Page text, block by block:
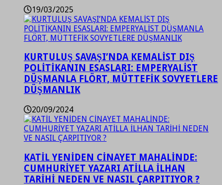
19/03/2025
KURTULUŞ SAVAŞI’NDA KEMALİST DIŞ
POLİTİKANIN ESASLARI: EMPERYALİST
DÜŞMANLA FLÖRT, MÜTTEFİK SOVYETLERE
DÜŞMANLIK
20/09/2024
KATİL YENİDEN CİNAYET MAHALİNDE:
CUMHURİYET YAZARI ATİLLA İLHAN
TARİHİ NEDEN VE NASIL ÇARPITIYOR ?